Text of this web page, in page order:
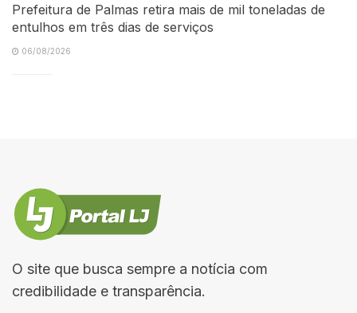
Prefeitura de Palmas retira mais de mil toneladas de
entulhos em três dias de serviços
06/08/2026
O site que busca sempre a notícia com
credibilidade e transparência.